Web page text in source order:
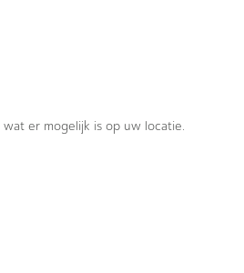
er mogelijk is op uw locatie.